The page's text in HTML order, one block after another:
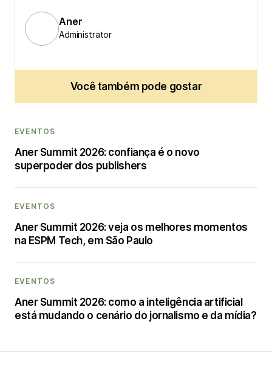
Aner
Administrator
Você também pode gostar
EVENTOS
Aner Summit 2026: confiança é o novo
superpoder dos publishers
EVENTOS
Aner Summit 2026: veja os melhores momentos
na ESPM Tech, em São Paulo
EVENTOS
Aner Summit 2026: como a inteligência artificial
está mudando o cenário do jornalismo e da mídia?